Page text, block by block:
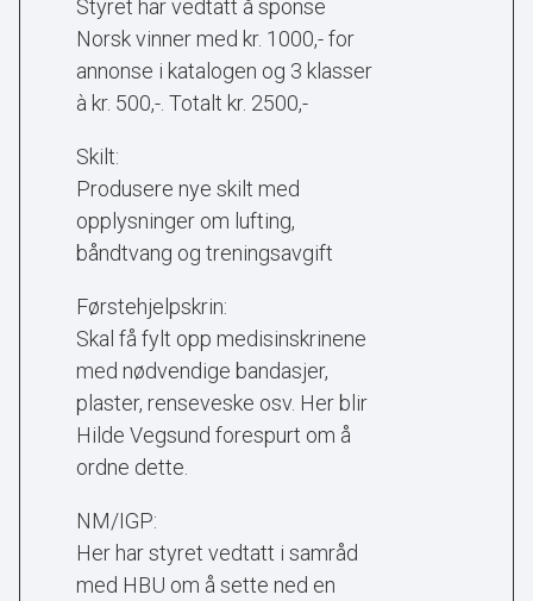
Styret har vedtatt å sponse
Norsk vinner med kr. 1000,- for
annonse i katalogen og 3 klasser
à kr. 500,-. Totalt kr. 2500,-
Skilt:
Produsere nye skilt med
opplysninger om lufting,
båndtvang og treningsavgift
Førstehjelpskrin:
Skal få fylt opp medisinskrinene
med nødvendige bandasjer,
plaster, renseveske osv. Her blir
Hilde Vegsund forespurt om å
ordne dette.
NM/IGP:
Her har styret vedtatt i samråd
med HBU om å sette ned en